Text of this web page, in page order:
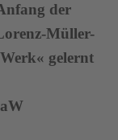
der
Müller-
gelernt